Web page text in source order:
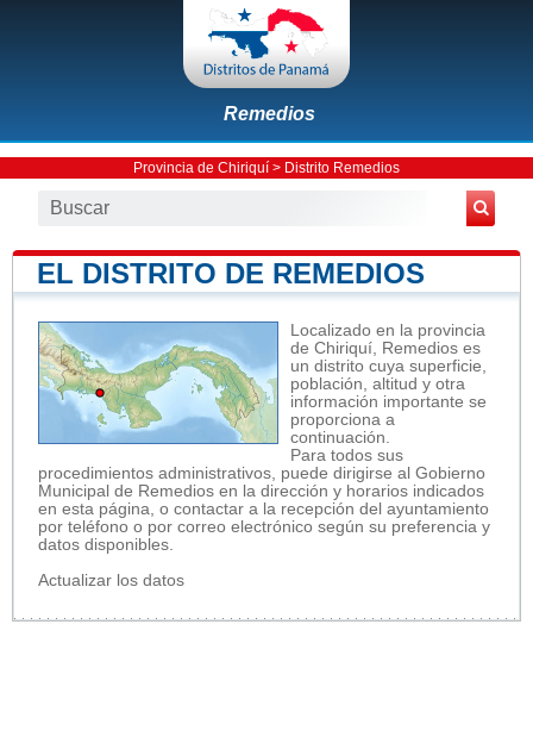
Remedios
Provincia de Chiriquí > Distrito Remedios
EL DISTRITO DE REMEDIOS
Localizado en la provincia
de Chiriquí, Remedios es
un distrito cuya superficie,
población, altitud y otra
información importante se
proporciona a
continuación.
Para todos sus
procedimientos administrativos, puede dirigirse al Gobierno
Municipal de Remedios en la dirección y horarios indicados
en esta página, o contactar a la recepción del ayuntamiento
por teléfono o por correo electrónico según su preferencia y
datos disponibles.
Actualizar los datos